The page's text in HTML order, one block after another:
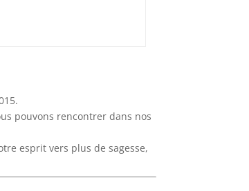
pouvons rencontrer dans nos
esprit vers plus de sagesse,